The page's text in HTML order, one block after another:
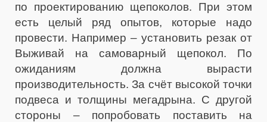
по проектированию щепоколов. При этом
есть целый ряд опытов, которые надо
провести. Например – установить резак от
Выживай на самоварный щепокол. По
ожиданиям должна вырасти
производительность. За счёт высокой точки
подвеса и толщины мегадрына. С другой
стороны – попробовать поставить на